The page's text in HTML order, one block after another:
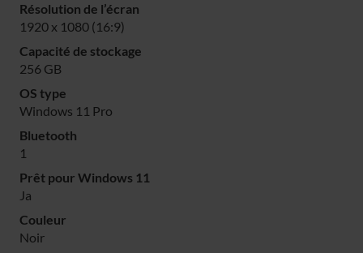
Résolution de l’écran
1920 x 1080 (16:9)
Capacité de stockage
256 GB
OS type
Windows 11 Pro
Bluetooth
1
Prêt pour Windows 11
Ja
Couleur
Noir